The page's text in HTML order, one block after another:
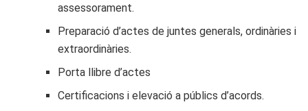
assessorament.
Preparació d’actes de juntes generals, ordinàries i
extraordinàries.
Porta llibre d’actes
Certificacions i elevació a públics d’acords.